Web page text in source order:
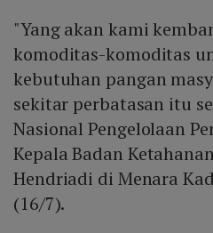
"Yang akan kami
komoditas-komoditas
kebutuhan pangan
sekitar perbatasan itu
Nasional Pengelolaan
Kepala Badan
Hendriadi di Menara
(16/7).